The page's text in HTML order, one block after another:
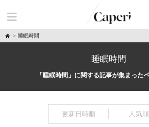
H
o
睡眠時間
睡眠時間
「睡眠時間」に関する記事が集まった
更新日時順 人気順